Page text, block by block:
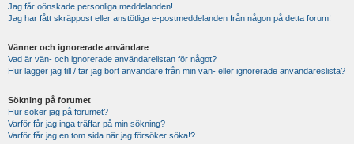
Jag får oönskade personliga meddelanden!
Jag har fått skräppost eller anstötliga e-postmeddelanden från någon på detta forum!
Vänner och ignorerade användare
Vad är vän- och ignorerade användarelistan för något?
Hur lägger jag till / tar jag bort användare från min vän- eller ignorerade användareslista?
Sökning på forumet
Hur söker jag på forumet?
Varför får jag inga träffar på min sökning?
Varför får jag en tom sida när jag försöker söka!?